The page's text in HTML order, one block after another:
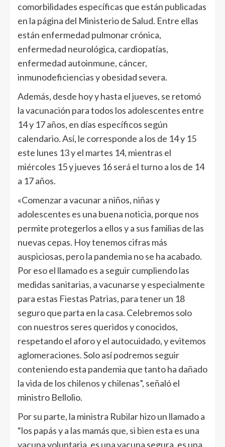
comorbilidades específicas que están publicadas
en la página del Ministerio de Salud. Entre ellas
están enfermedad pulmonar crónica,
enfermedad neurológica, cardiopatías,
enfermedad autoinmune, cáncer,
inmunodeficiencias y obesidad severa.
Además, desde hoy y hasta el jueves, se retomó
la vacunación para todos los adolescentes entre
14 y 17 años, en días específicos según
calendario. Así, le corresponde a los de 14 y 15
este lunes 13 y el martes 14, mientras el
miércoles 15 y jueves 16 será el turno a los de 14
a 17 años.
«Comenzar a vacunar a niños, niñas y
adolescentes es una buena noticia, porque nos
permite protegerlos a ellos y a sus familias de las
nuevas cepas. Hoy tenemos cifras más
auspiciosas, pero la pandemia no se ha acabado.
Por eso el llamado es a seguir cumpliendo las
medidas sanitarias, a vacunarse y especialmente
para estas Fiestas Patrias, para tener un 18
seguro que parta en la casa. Celebremos solo
con nuestros seres queridos y conocidos,
respetando el aforo y el autocuidado, y evitemos
aglomeraciones. Solo así podremos seguir
conteniendo esta pandemia que tanto ha dañado
la vida de los chilenos y chilenas”, señaló el
ministro Bellolio.
Por su parte, la ministra Rubilar hizo un llamado a
“los papás y a las mamás que, si bien esta es una
vacuna voluntaria, es una vacuna segura, es una